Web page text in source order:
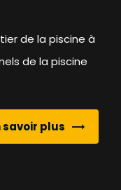
de la piscine à
de la piscine
savoir plus